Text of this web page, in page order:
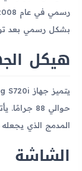
بشكل رسمي بعد
هيكل
المدمج الذي
الشاشة